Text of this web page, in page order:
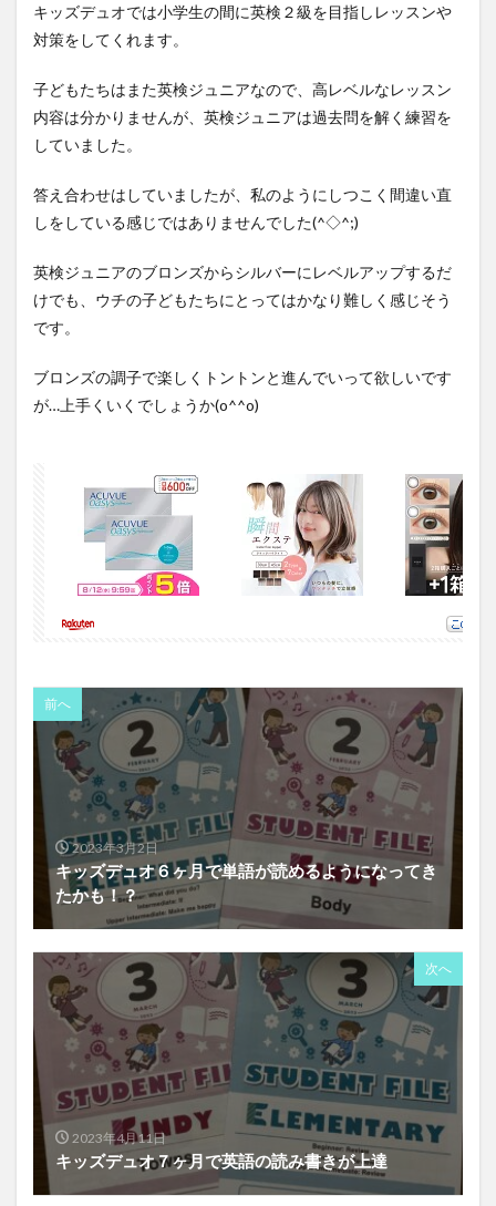
キッズデュオでは小学生の間に英検２級を目指しレッスンや
対策をしてくれます。
子どもたちはまた英検ジュニアなので、高レベルなレッスン
内容は分かりませんが、英検ジュニアは過去問を解く練習を
していました。
答え合わせはしていましたが、私のようにしつこく間違い直
しをしている感じではありませんでした(^◇^;)
英検ジュニアのブロンズからシルバーにレベルアップするだ
けでも、ウチの子どもたちにとってはかなり難しく感じそう
です。
ブロンズの調子で楽しくトントンと進んでいって欲しいです
が…上手くいくでしょうか(o^^o)
前へ
2023年3月2日
キッズデュオ６ヶ月で単語が読めるようになってき
たかも！？
次へ
2023年4月11日
キッズデュオ７ヶ月で英語の読み書きが上達